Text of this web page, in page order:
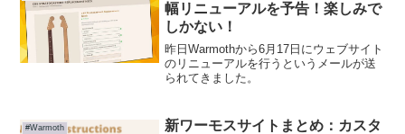
幅リニューアルを予告！楽しみで
しかない！
昨日Warmothから6月17日にウェブサイト
のリニューアルを行うというメールが送
られてきました。​
#Warmoth
新ワーモスサイトまとめ：カスタ